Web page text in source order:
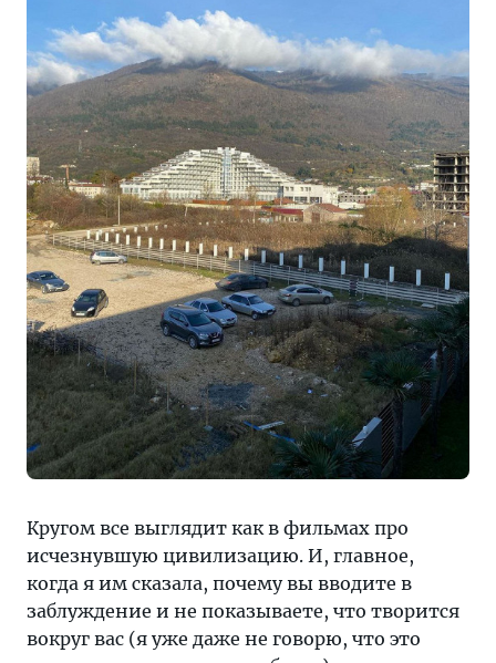
Кругом все выглядит как в фильмах про
исчезнувшую цивилизацию. И, главное,
когда я им сказала, почему вы вводите в
заблуждение и не показываете, что творится
вокруг вас (я уже даже не говорю, что это